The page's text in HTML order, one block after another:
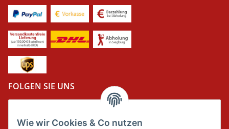
Wie wir Cookies & Co nutzen
FOLGEN SIE UNS